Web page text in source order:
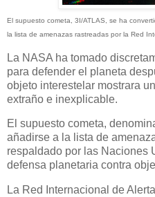
El supuesto cometa, 3I/ATLAS, se ha
la lista de amenazas rastreadas por la Red
La NASA ha tomado
para defender el planeta
objeto interestelar mostrara
extraño e inexplicable.
El supuesto cometa,
añadirse a la lista de
respaldado por las Naciones
defensa planetaria contra
La Red Internacional de